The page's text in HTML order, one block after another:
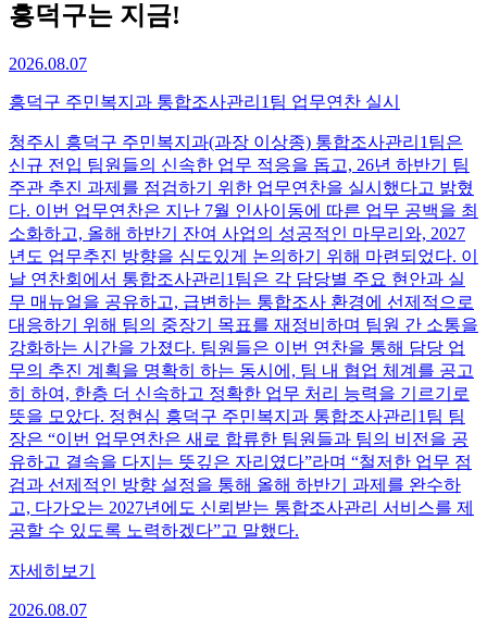
흥덕구는 지금!
2026.08.07
흥덕구 주민복지과 통합조사관리1팀 업무연찬 실시
청주시 흥덕구 주민복지과(과장 이상종) 통합조사관리1팀은
신규 전입 팀원들의 신속한 업무 적응을 돕고, 26년 하반기 팀
주관 추진 과제를 점검하기 위한 업무연찬을 실시했다고 밝혔
다. 이번 업무연찬은 지난 7월 인사이동에 따른 업무 공백을 최
소화하고, 올해 하반기 잔여 사업의 성공적인 마무리와, 2027
년도 업무추진 방향을 심도있게 논의하기 위해 마련되었다. 이
날 연찬회에서 통합조사관리1팀은 각 담당별 주요 현안과 실
무 매뉴얼을 공유하고, 급변하는 통합조사 환경에 선제적으로
대응하기 위해 팀의 중장기 목표를 재정비하며 팀원 간 소통을
강화하는 시간을 가졌다. 팀원들은 이번 연찬을 통해 담당 업
무의 추진 계획을 명확히 하는 동시에, 팀 내 협업 체계를 공고
히 하여, 한층 더 신속하고 정확한 업무 처리 능력을 기르기로
뜻을 모았다. 정현심 흥덕구 주민복지과 통합조사관리1팀 팀
장은 “이번 업무연찬은 새로 합류한 팀원들과 팀의 비전을 공
유하고 결속을 다지는 뜻깊은 자리였다”라며 “철저한 업무 점
검과 선제적인 방향 설정을 통해 올해 하반기 과제를 완수하
고, 다가오는 2027년에도 신뢰받는 통합조사관리 서비스를 제
공할 수 있도록 노력하겠다”고 말했다.
자세히보기
2026.08.07